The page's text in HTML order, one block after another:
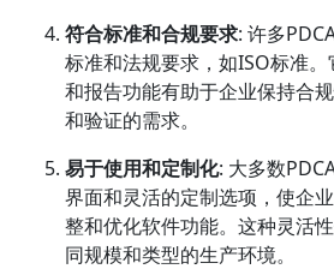
符合标准和合规要求: 许多
标准和法规要求，如ISO标准
和报告功能有助于企业保持合
和验证的需求。
易于使用和定制化: 大多数
界面和灵活的定制选项，使企
整和优化软件功能。这种灵活
同规模和类型的生产环境。